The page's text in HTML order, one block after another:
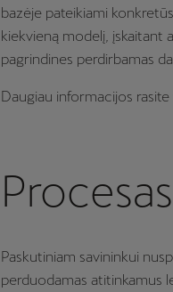
bazėje pateikiami
kiekvieną modelį, įskaitant
pagrindines perdirbamas
Daugiau informacijos
Procesas
Paskutiniam savininkui
perduodamas atitinkamus